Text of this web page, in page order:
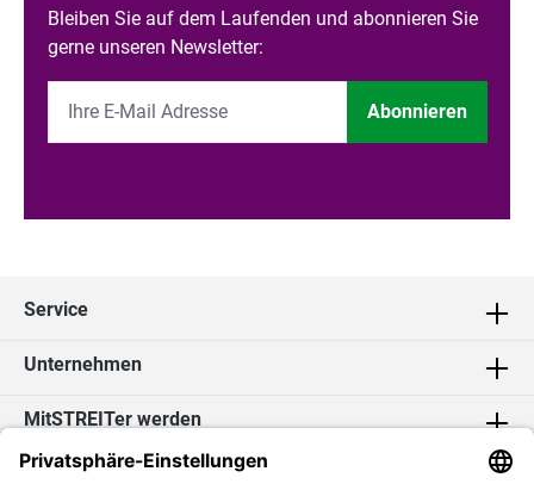
Bleiben Sie auf dem Laufenden und abonnieren Sie
gerne unseren Newsletter:
Abonnieren
Service
Unternehmen
MitSTREITer werden
Kontakt